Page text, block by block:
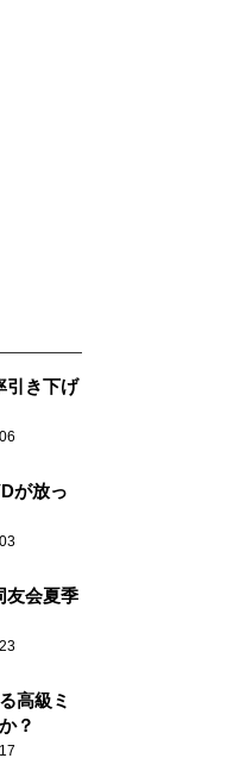
引き下げ
が放っ
友会夏季
高級ミ
？